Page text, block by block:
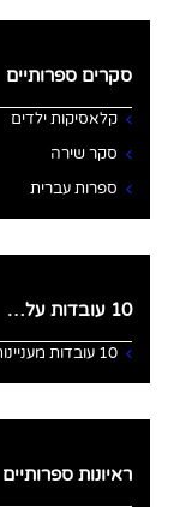
סקרים ספרותיים
קלאסיקות ילדים
סקר שירה
ספרות עברית
10 עובדות על…
10 עובדות מעניינות על סופרים מפורסמים
ראיונות ספרותיים